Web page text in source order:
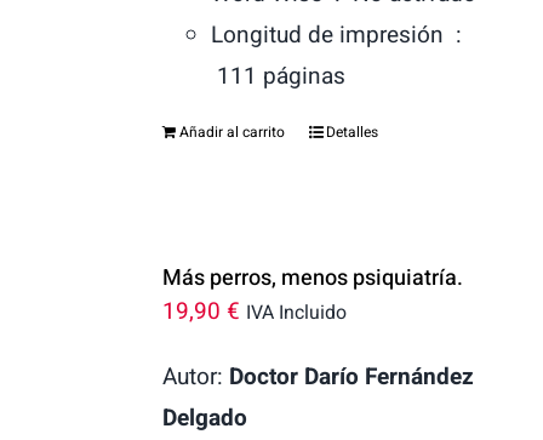
Longitud de impresión ‏ :
111 páginas
Añadir al carrito Detalles
Más perros, menos psiquiatría.
19,90 € IVA Incluido
Autor: Doctor Darío Fernández
Delgado